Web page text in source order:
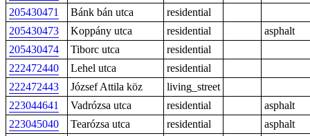
205430471
Bánk bán utca
residential
205430473
Koppány utca residential
asphalt
205430474
Tiborc utca
residential
222472440
Lehel utca
residential
222472443
József Attila köz
living_street
223044641
Vadrózsa utca residential
asphalt
223045040
Tearózsa utca residential
asphalt